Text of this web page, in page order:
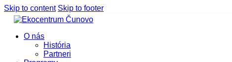
Skip to content Skip to footer
O nás
História
Partneri